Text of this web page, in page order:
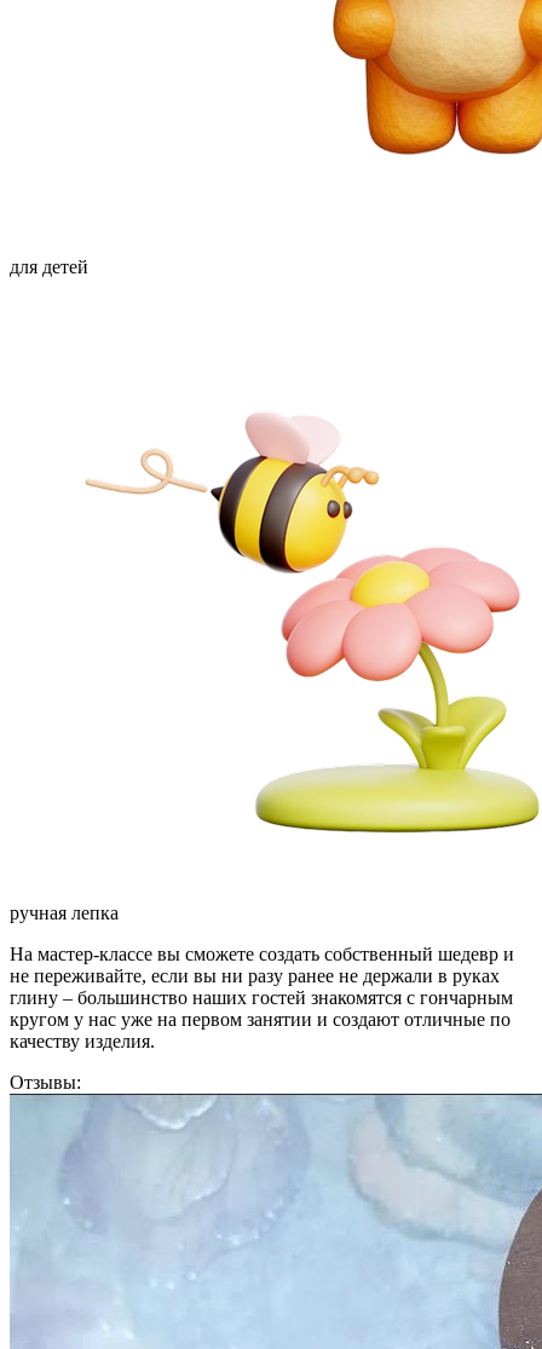
для детей
ручная лепка
На мастер-классе вы сможете создать собственный шедевр и
не переживайте, если вы ни разу ранее не держали в руках
глину – большинство наших гостей знакомятся с гончарным
кругом у нас уже на первом занятии и создают отличные по
качеству изделия.
Отзывы: